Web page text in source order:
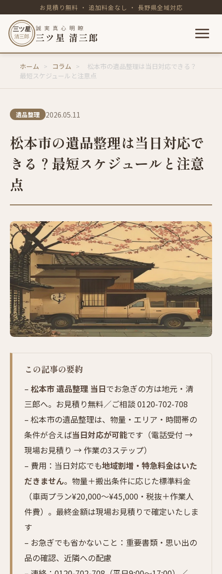
お見積り無料 ・ 追加料金なし ・ 長野県全域対応
三ツ星
清三郎
誠 実 真 心 明 瞭
三ツ星 清三郎
ホーム > コラム >
松本市の遺品整理は当日対応できる？
最短スケジュールと注意点
遺品整理 2026.05.11
松本市の遺品整理は当日対応で
きる？最短スケジュールと注意
点
この記事の要約
– 松本市 遺品整理 当日でお急ぎの方は地元・清
三郎へ。お見積り無料／ご相談 0120-702-708
– 松本市の遺品整理は、物量・エリア・時間帯の
条件が合えば当日対応が可能です（電話受付 →
現場お見積り → 作業の3ステップ）
– 費用：当日対応でも地域割増・特急料金はいた
だきません。物量＋搬出条件に応じた標準料金
（車両プラン¥20,000〜¥45,000・税抜＋作業人
件費）。最終金額は現場お見積りで確定いたしま
す
– お急ぎでも省かないこと：重要書類・思い出の
品の確認、近隣への配慮